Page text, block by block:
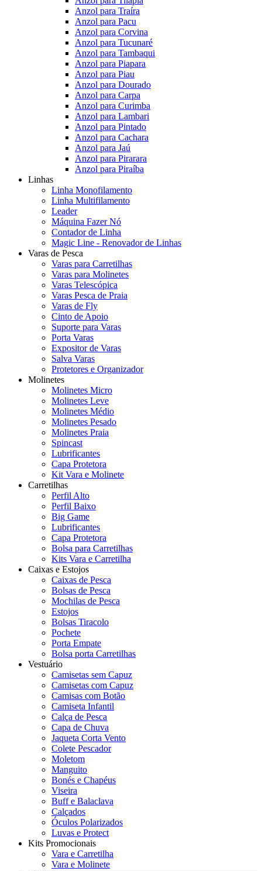
Anzol para Traíra
Anzol para Pacu
Anzol para Corvina
Anzol para Tucunaré
Anzol para Tambaqui
Anzol para Piapara
Anzol para Piau
Anzol para Dourado
Anzol para Carpa
Anzol para Curimba
Anzol para Lambari
Anzol para Pintado
Anzol para Cachara
Anzol para Jaú
Anzol para Pirarara
Anzol para Piraíba
Linhas
Linha Monofilamento
Linha Multifilamento
Leader
Máquina Fazer Nó
Contador de Linha
Magic Line - Renovador de Linhas
Varas de Pesca
Varas para Carretilhas
Varas para Molinetes
Varas Telescópica
Varas Pesca de Praia
Varas de Fly
Cinto de Apoio
Suporte para Varas
Porta Varas
Expositor de Varas
Salva Varas
Protetores e Organizador
Molinetes
Molinetes Micro
Molinetes Leve
Molinetes Médio
Molinetes Pesado
Molinetes Praia
Spincast
Lubrificantes
Capa Protetora
Kit Vara e Molinete
Carretilhas
Perfil Alto
Perfil Baixo
Big Game
Lubrificantes
Capa Protetora
Bolsa para Carretilhas
Kits Vara e Carretilha
Caixas e Estojos
Caixas de Pesca
Bolsas de Pesca
Mochilas de Pesca
Estojos
Bolsas Tiracolo
Pochete
Porta Empate
Bolsa porta Carretilhas
Vestuário
Camisetas sem Capuz
Camisetas com Capuz
Camisas com Botão
Camiseta Infantil
Calça de Pesca
Capa de Chuva
Jaqueta Corta Vento
Colete Pescador
Moletom
Manguito
Bonés e Chapéus
Viseira
Buff e Balaclava
Calçados
Óculos Polarizados
Luvas e Protect
Kits Promocionais
Vara e Carretilha
Vara e Molinete